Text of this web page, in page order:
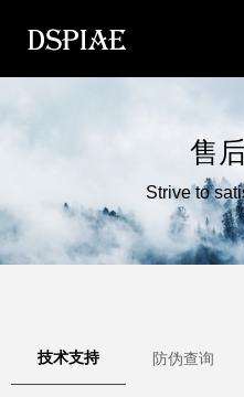
售
Strive to
防伪查询
技术支持